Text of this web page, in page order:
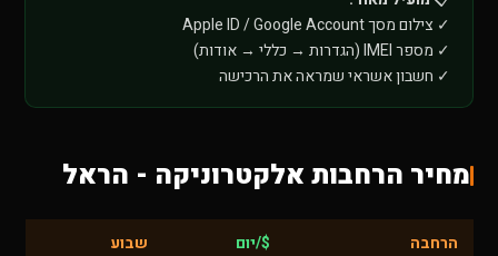
✓ צילום מסך Apple ID / Google Account
✓ מספר IMEI (הגדרות → כללי → אודות)
✓ חשבון אשראי שמראה את הרכישה
מחיר הרחבות אלקטרוניקה - הראל
הרחבה $/יום שבוע